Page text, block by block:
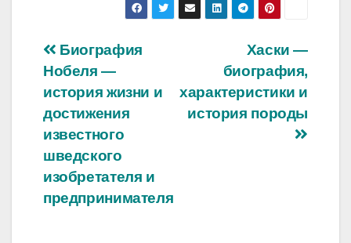
Навигация
по
записям
Хаски —
биография,
характеристики и
история породы
Биография
Нобеля —
история жизни и
достижения
известного
шведского
изобретателя и
предпринимателя